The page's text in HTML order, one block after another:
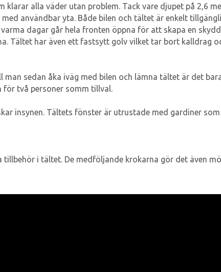
alla väder utan problem. Tack vare djupet på 2,6
användbar yta. Både bilen och tältet är enkelt
dagar går hela fronten öppna för att skapa en
Tältet har även ett fastsytt golv vilket tar bort kalldrag
sedan åka iväg med bilen och lämna tältet är det
för två personer somm tillval.
insynen. Tältets fönster är utrustade med gardiner
i tältet. De medföljande krokarna gör det även